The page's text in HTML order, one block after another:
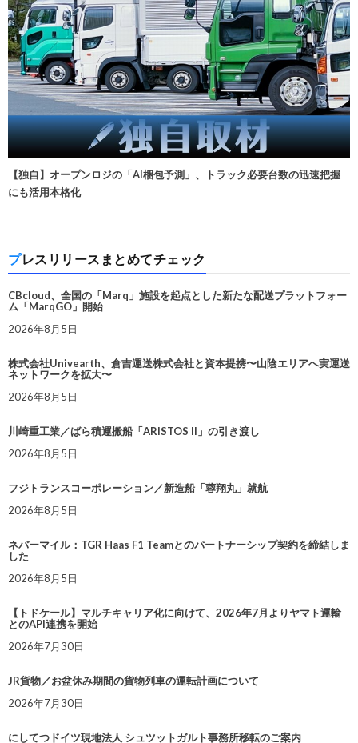
【独自】オープンロジの「AI梱包予測」、トラック必要台数の迅速把握
にも活用本格化
プレスリリースまとめてチェック
CBcloud、全国の「Marq」施設を起点とした新たな配送プラットフォー
ム「MarqGO」開始
2026年8月5日
株式会社Univearth、倉吉運送株式会社と資本提携〜山陰エリアへ実運送
ネットワークを拡大〜
2026年8月5日
川崎重工業／ばら積運搬船「ARISTOS II」の引き渡し
2026年8月5日
フジトランスコーポレーション／新造船「蓉翔丸」就航
2026年8月5日
ネバーマイル：TGR Haas F1 Teamとのパートナーシップ契約を締結しま
した
2026年8月5日
【トドケール】マルチキャリア化に向けて、2026年7月よりヤマト運輸
とのAPI連携を開始
2026年7月30日
JR貨物／お盆休み期間の貨物列車の運転計画について
2026年7月30日
にしてつドイツ現地法人 シュツットガルト事務所移転のご案内